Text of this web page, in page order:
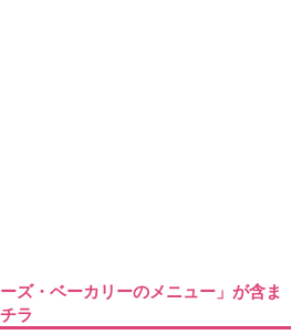
ズ・ベーカリーのメニュー」が含ま
ラ